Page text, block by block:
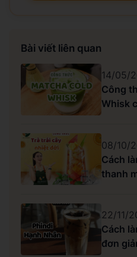
Bài viết liên quan
14/05/
Công
Whisk
08/10/
Cách
thanh
22/11/
Cách
đơn